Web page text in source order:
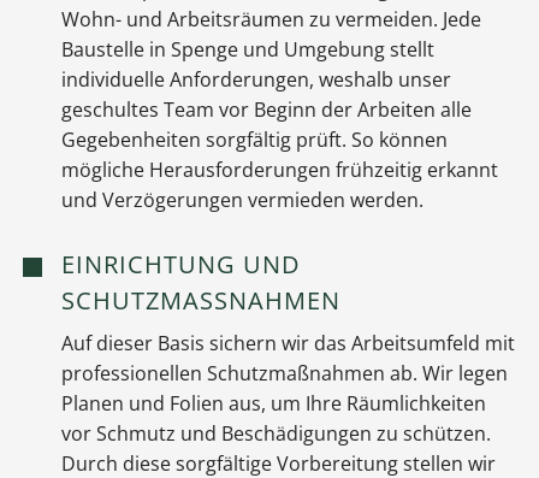
Wohn- und Arbeitsräumen zu vermeiden. Jede
Baustelle in Spenge und Umgebung stellt
individuelle Anforderungen, weshalb unser
geschultes Team vor Beginn der Arbeiten alle
Gegebenheiten sorgfältig prüft. So können
mögliche Herausforderungen frühzeitig erkannt
und Verzögerungen vermieden werden.
EINRICHTUNG UND
SCHUTZMASSNAHMEN
Auf dieser Basis sichern wir das Arbeitsumfeld mit
professionellen Schutzmaßnahmen ab. Wir legen
Planen und Folien aus, um Ihre Räumlichkeiten
vor Schmutz und Beschädigungen zu schützen.
Durch diese sorgfältige Vorbereitung stellen wir